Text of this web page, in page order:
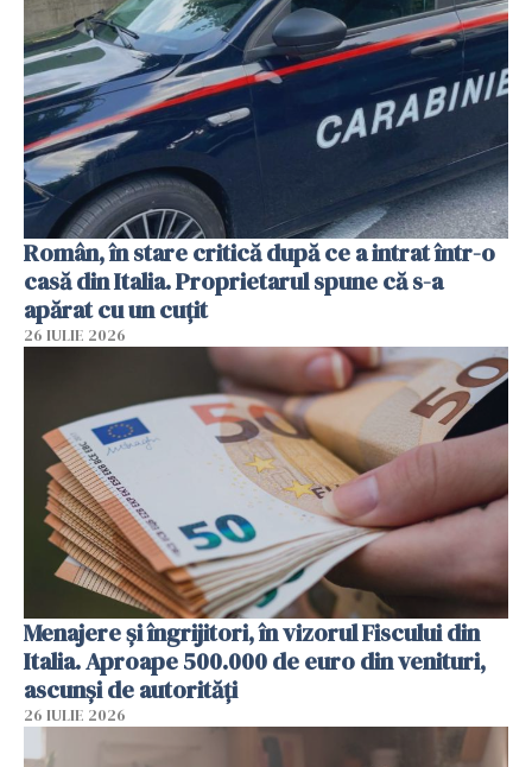
Român, în stare critică după ce a intrat într-o
casă din Italia. Proprietarul spune că s-a
apărat cu un cuțit
26 IULIE 2026
Menajere și îngrijitori, în vizorul Fiscului din
Italia. Aproape 500.000 de euro din venituri,
ascunși de autorități
26 IULIE 2026